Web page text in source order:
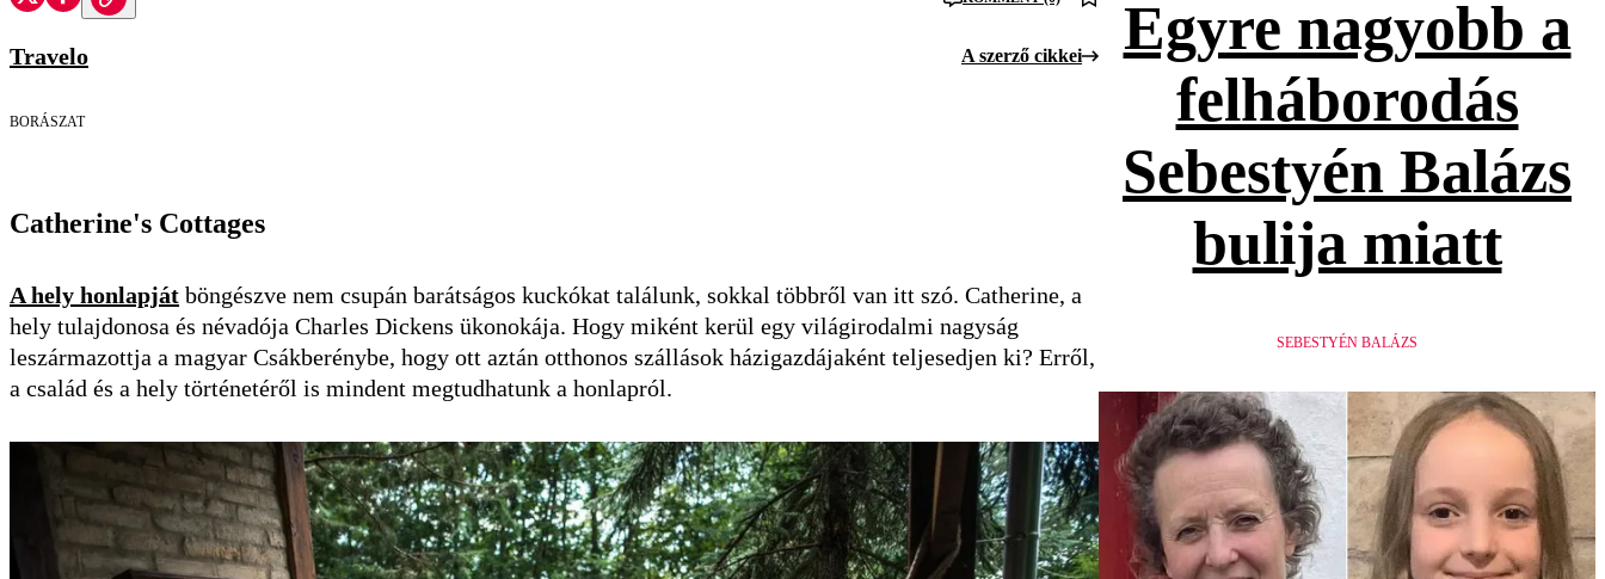
Travelo A szerző cikkei
BORÁSZAT
Catherine's Cottages
A hely honlapját böngészve nem csupán barátságos kuckókat találunk, sokkal többről van itt szó. Catherine, a
hely tulajdonosa és névadója Charles Dickens ükonokája. Hogy miként kerül egy világirodalmi nagyság
leszármazottja a magyar Csákberénybe, hogy ott aztán otthonos szállások házigazdájaként teljesedjen ki? Erről,
a család és a hely történetéről is mindent megtudhatunk a honlapról.
Egyre nagyobb a
felháborodás
Sebestyén Balázs
bulija miatt
SEBESTYÉN BALÁZS